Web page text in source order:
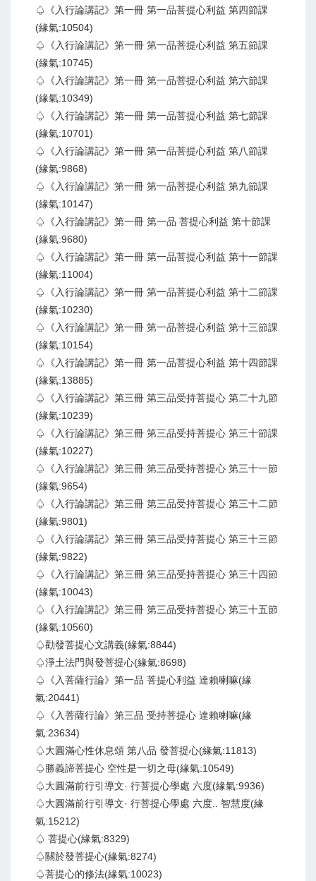
♤《入行論講記》第一冊 第一品菩提心利益 第四節課
(緣氣:10504)
♤《入行論講記》第一冊 第一品菩提心利益 第五節課
(緣氣:10745)
♤《入行論講記》第一冊 第一品菩提心利益 第六節課
(緣氣:10349)
♤《入行論講記》第一冊 第一品菩提心利益 第七節課
(緣氣:10701)
♤《入行論講記》第一冊 第一品菩提心利益 第八節課
(緣氣:9868)
♤《入行論講記》第一冊 第一品菩提心利益 第九節課
(緣氣:10147)
♤《入行論講記》第一冊 第一品 菩提心利益 第十節課
(緣氣:9680)
♤《入行論講記》第一冊 第一品菩提心利益 第十一節課
(緣氣:11004)
♤《入行論講記》第一冊 第一品菩提心利益 第十二節課
(緣氣:10230)
♤《入行論講記》第一冊 第一品菩提心利益 第十三節課
(緣氣:10154)
♤《入行論講記》第一冊 第一品菩提心利益 第十四節課
(緣氣:13885)
♤《入行論講記》第三冊 第三品受持菩提心 第二十九節
(緣氣:10239)
♤《入行論講記》第三冊 第三品受持菩提心 第三十節課
(緣氣:10227)
♤《入行論講記》第三冊 第三品受持菩提心 第三十一節
(緣氣:9654)
♤《入行論講記》第三冊 第三品受持菩提心 第三十二節
(緣氣:9801)
♤《入行論講記》第三冊 第三品受持菩提心 第三十三節
(緣氣:9822)
♤《入行論講記》第三冊 第三品受持菩提心 第三十四節
(緣氣:10043)
♤《入行論講記》第三冊 第三品受持菩提心 第三十五節
(緣氣:10560)
♤勸發菩提心文講義(緣氣:8844)
♤淨土法門與發菩提心(緣氣:8698)
♤《入菩薩行論》第一品 菩提心利益 達賴喇嘛(緣
氣:20441)
♤《入菩薩行論》第三品 受持菩提心 達賴喇嘛(緣
氣:23634)
♤大圓滿心性休息頌 第八品 發菩提心(緣氣:11813)
♤勝義諦菩提心 空性是一切之母(緣氣:10549)
♤大圓滿前行引導文· 行菩提心學處 六度(緣氣:9936)
♤大圓滿前行引導文· 行菩提心學處 六度.. 智慧度(緣
氣:15212)
♤ 菩提心(緣氣:8329)
♤關於發菩提心(緣氣:8274)
♤菩提心的修法(緣氣:10023)